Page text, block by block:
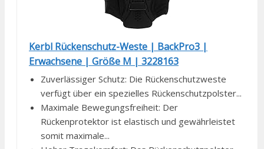
Kerbl Rückenschutz-Weste | BackPro3 |
Erwachsene | Größe M | 3228163
Zuverlässiger Schutz: Die Rückenschutzweste
verfügt über ein spezielles Rückenschutzpolster...
Maximale Bewegungsfreiheit: Der
Rückenprotektor ist elastisch und gewährleistet
somit maximale...